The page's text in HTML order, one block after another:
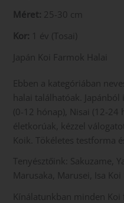
Méret: 25-30 cm
Kor: 1 év (Tosai)
Japán Koi Farmok Halai
Ebben a kategóriában
halai találhatóak.
(0-12 hónap), Nisai (12-24
életkorúak, kézzel
Koik. Tökéletes testforma
Tenyésztőink: Sakuzame,
Marusaka, Marusei, Isa Koi
Kínálatunkban minden Koi